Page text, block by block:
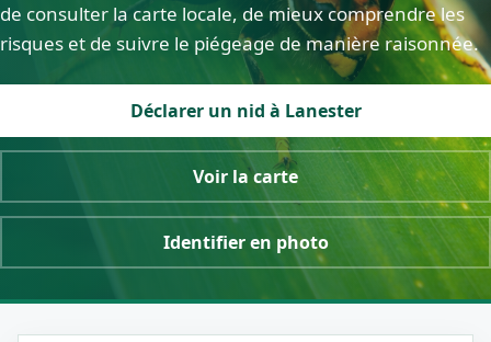
de consulter la carte locale, de mieux comprendre les
risques et de suivre le piégeage de manière raisonnée.
Déclarer un nid à Lanester
Voir la carte
Identifier en photo